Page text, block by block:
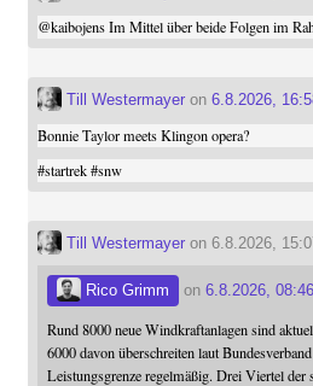
@kaibojensIm Mittel über beide Folgen im
Till Westermayeron 6.8.2026,
Bonnie Taylor meets Klingon opera?
#startrek #snw
Till Westermayeron 6.8.2026,
Rico Grimm on 6.8.2026,
Rund 8000 neue Windkraftanlagen sind
6000 davon überschreiten laut
Leistungsgrenze regelmäßig. Drei Viertel der